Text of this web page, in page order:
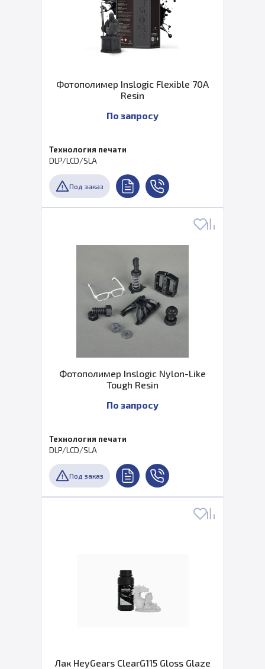
Фотополимер Inslogic Flexible 70A
Resin
По запросу
Технология печати
DLP/LCD/SLA
Под заказ
Фотополимер Inslogic Nylon-Like
Tough Resin
По запросу
Технология печати
DLP/LCD/SLA
Под заказ
Лак HeyGears ClearG115 Gloss Glaze